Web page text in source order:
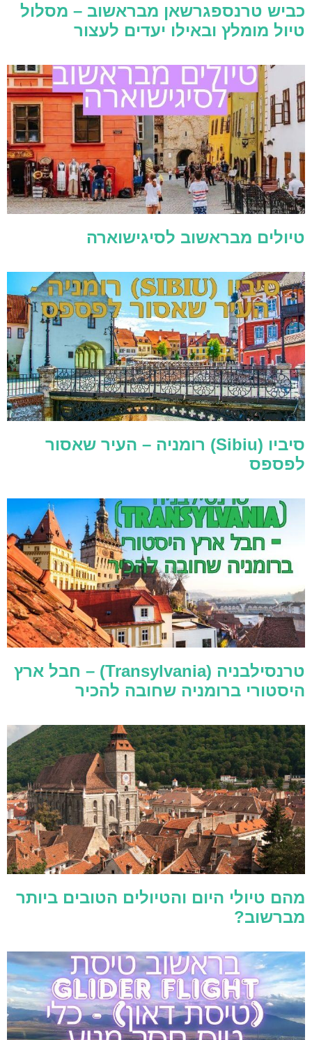
כביש טרנספגרשאן מבראשוב – מסלול
טיול מומלץ ובאילו יעדים לעצור
טיולים מבראשוב לסיגישוארה
סיביו (Sibiu) רומניה – העיר שאסור
לפספס
טרנסילבניה (Transylvania) – חבל ארץ
היסטורי ברומניה שחובה להכיר
מהם טיולי היום והטיולים הטובים ביותר
מברשוב?